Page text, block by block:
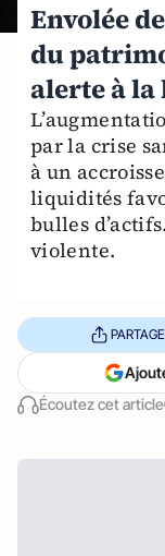
Envolée
du
alerte à la
par la crise
à un
liquidités
bulles
violente.
Écoutez cet article